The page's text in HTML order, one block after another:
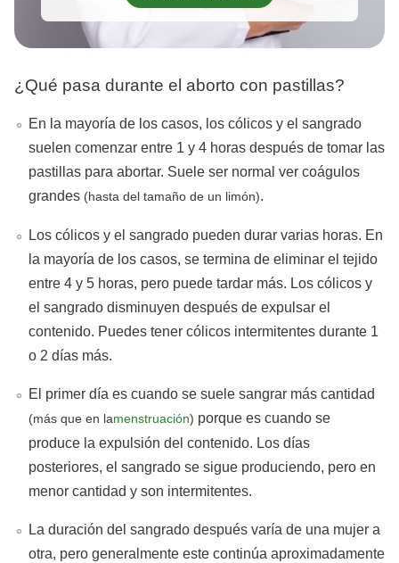
¿Qué pasa durante el aborto con pastillas?
En la mayoría de los casos, los cólicos y el sangrado
suelen comenzar entre 1 y 4 horas después de tomar las
pastillas para abortar. Suele ser normal ver coágulos
grandes (hasta del tamaño de un limón).
Los cólicos y el sangrado pueden durar varias horas. En
la mayoría de los casos, se termina de eliminar el tejido
entre 4 y 5 horas, pero puede tardar más. Los cólicos y
el sangrado disminuyen después de expulsar el
contenido. Puedes tener cólicos intermitentes durante 1
o 2 días más.
El primer día es cuando se suele sangrar más cantidad
(más que en lamenstruación) porque es cuando se
produce la expulsión del contenido. Los días
posteriores, el sangrado se sigue produciendo, pero en
menor cantidad y son intermitentes.
La duración del sangrado después varía de una mujer a
otra, pero generalmente este continúa aproximadamente